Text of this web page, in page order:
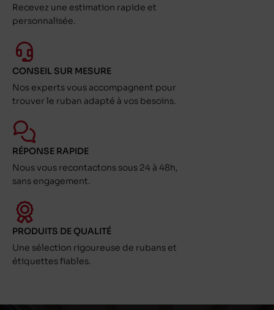
Recevez une estimation rapide et
personnalisée.
CONSEIL SUR MESURE
Nos experts vous accompagnent pour
trouver le ruban adapté à vos besoins.
RÉPONSE RAPIDE
Nous vous recontactons sous 24 à 48h,
sans engagement.
PRODUITS DE QUALITÉ
Une sélection rigoureuse de rubans et
étiquettes fiables.